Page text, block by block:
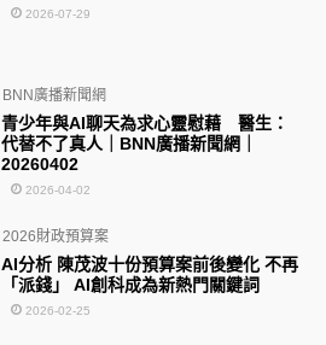
2026-07-29
青少年與AI聊天為求心靈慰藉 醫生：
代替不了真人｜BNN廣播新聞網｜
20260402
BNN廣播新聞網
2026-04-02
AI分析 陳茂波十份預算案前後變化 不再
「派錢」 AI創科成為新熱門關鍵詞
2026財政預算案
2026-02-25